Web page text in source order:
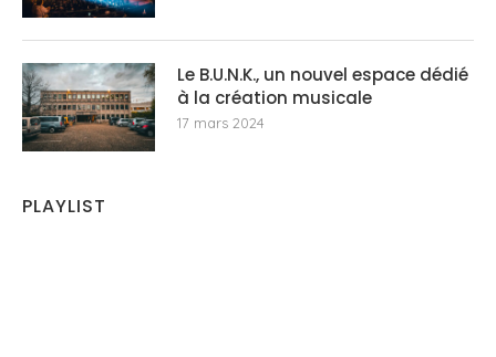
Le B.U.N.K., un nouvel espace dédié
à la création musicale
17 mars 2024
PLAYLIST